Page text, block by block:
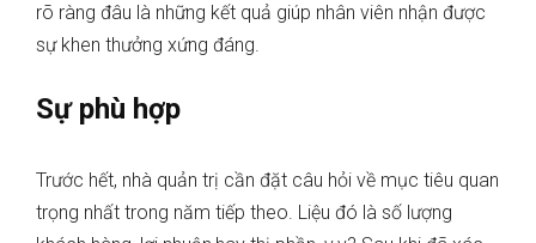
rõ ràng đâu là những kết quả giúp nhân viên nhận được
sự khen thưởng xứng đáng.
Sự phù hợp
Trước hết, nhà quản trị cần đặt câu hỏi về mục tiêu quan
trọng nhất trong năm tiếp theo. Liệu đó là số lượng